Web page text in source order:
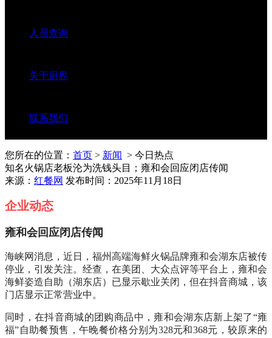
人员查询
关于厨界
联系我们
您所在的位置： 首页 > 新闻 > 今日热点
知名火锅店老板沦为洗钱头目；雍和会回应闭店传闻
来源： 红餐网 发布时间：2025年11月18日
企业动态
雍和会回应闭店传闻
海峡网消息，近日，福州高端海鲜火锅品牌雍和会湖东店被传
停业，引发关注。经查，在美团、大众点评等平台上，雍和会
海鲜姿造自助（湖东店）已显示歇业关闭，但在抖音商城，该
门店显示正常营业中。
同时，在抖音商城的团购商品中，雍和会湖东店新上架了“雍
福”自助餐预售，午晚餐价格分别为328元和368元，较原来的